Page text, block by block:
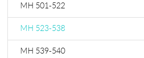
МН 501-522
МН 523-538
МН 539-540